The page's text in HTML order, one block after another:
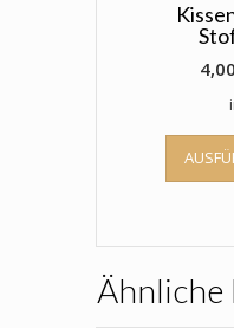
4,00
Ähnliche